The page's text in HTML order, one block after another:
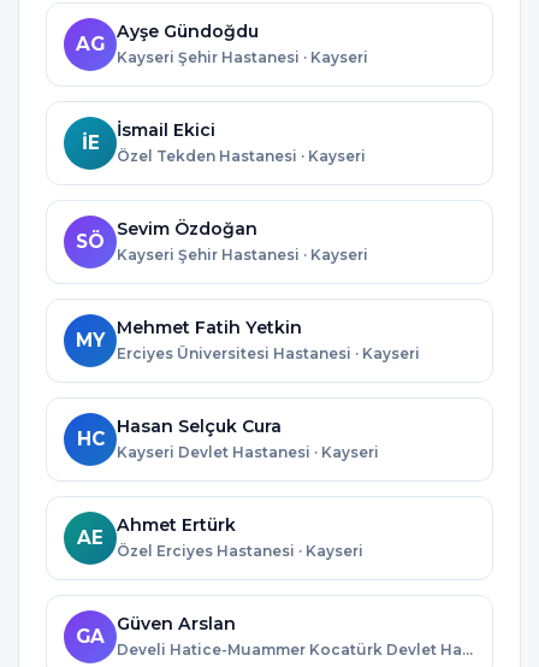
AG
Ayşe Gündoğdu
Kayseri Şehir Hastanesi · Kayseri
İE
İsmail Ekici
Özel Tekden Hastanesi · Kayseri
SÖ
Sevim Özdoğan
Kayseri Şehir Hastanesi · Kayseri
MY
Mehmet Fatih Yetkin
Erciyes Üniversitesi Hastanesi · Kayseri
HC
Hasan Selçuk Cura
Kayseri Devlet Hastanesi · Kayseri
AE
Ahmet Ertürk
Özel Erciyes Hastanesi · Kayseri
GA
Güven Arslan
Develi Hatice-Muammer Kocatürk Devlet Hastanesi · Kayseri